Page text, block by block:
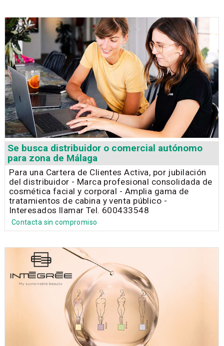
Se busca distribuidor o comercial autónomo
para zona de Málaga
Para una Cartera de Clientes Activa, por jubilación
del distribuidor - Marca profesional consolidada de
cosmética facial y corporal - Amplia gama de
tratamientos de cabina y venta público -
Interesados llamar Tel. 600433548
Contacta sin compromiso